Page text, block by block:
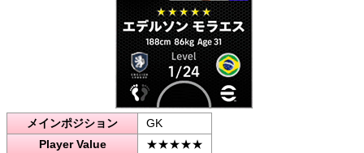
メインポジション
GK
Player Value
★★★★★